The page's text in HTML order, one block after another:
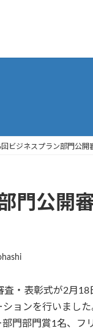
ビジネスプラン部門公開
門公開
・表彰式が2月
ョンを行いました
門部門賞1名、フ